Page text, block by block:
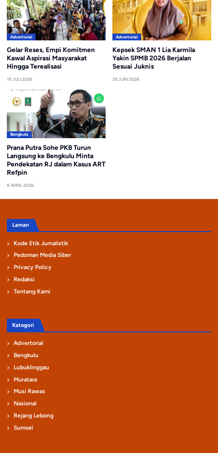
Advertorial
Gelar Reses, Empi Komitmen
Kawal Aspirasi Masyarakat
Hingga Terealisasi
19 JULI 2026
Advertorial
Kepsek SMAN 1 Lia Karmila
Yakin SPMB 2026 Berjalan
Sesuai Juknis
29 JUNI 2026
Bengkulu
Prana Putra Sohe PKB Turun
Langsung ke Bengkulu Minta
Pendekatan RJ dalam Kasus ART
Refpin
8 APRIL 2026
Laman
Kode Etik Jurnalistik
Pedoman Media Siber
Privacy Policy
Redaksi
Tentang Kami
Kategori
Advertorial
Bengkulu
Lubuklinggau
Muratara
Musi Rawas
Nasional
Rejang Lebong
Sumsel